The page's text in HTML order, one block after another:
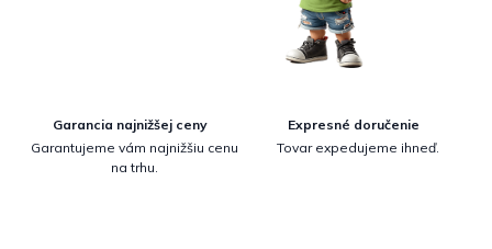
Garancia najnižšej ceny
Garantujeme vám najnižšiu cenu
na trhu.
Expresné doručenie
Tovar expedujeme ihneď.